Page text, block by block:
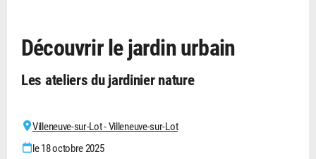
Découvrir le jardin urbain
Les ateliers du jardinier nature
Villeneuve-sur-Lot - Villeneuve-sur-Lot
le 18 octobre 2025